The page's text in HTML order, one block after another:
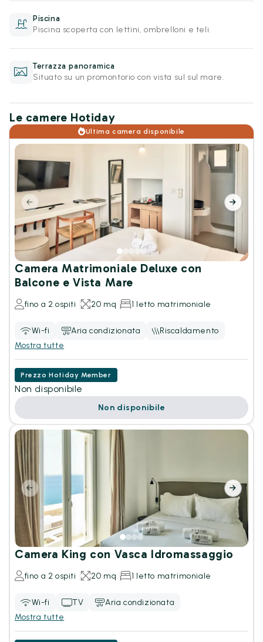
Piscina
Piscina scoperta con lettini, ombrelloni e teli.
Terrazza panoramica
Situato su un promontorio con vista sul sul mare.
Le camere Hotiday
Ultima camera disponibile
Camera Matrimoniale Deluxe con
Balcone e Vista Mare
fino a 2 ospiti 20 mq 1 letto matrimoniale
Wi-fi Aria condizionata
Riscaldamento
Mostra tutte
Prezzo Hotiday Member
Non disponibile
Non disponibile
Camera King con Vasca Idromassaggio
fino a 2 ospiti 20 mq 1 letto matrimoniale
Wi-fi TV
Aria condizionata
Mostra tutte